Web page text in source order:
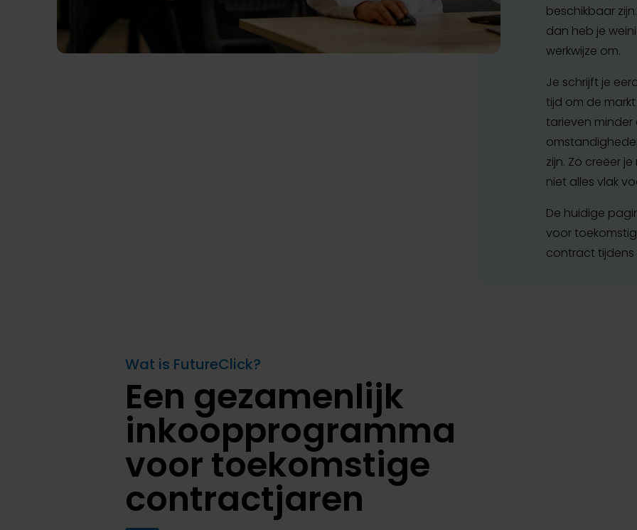
beschikbaar
dan heb je
werkwijze om.
Je schrijft je
tijd om de
tarieven minder
zijn. Zo creëer
niet alles vlak
De huidige
voor
contract tijdens
Wat is FutureClick?
Een gezamenlijk
inkoopprogramma
voor toekomstige
contractjaren